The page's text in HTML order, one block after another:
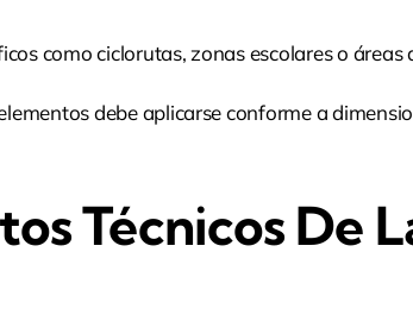
como ciclorutas, zonas escolares o áreas
debe aplicarse conforme a
Técnicos De